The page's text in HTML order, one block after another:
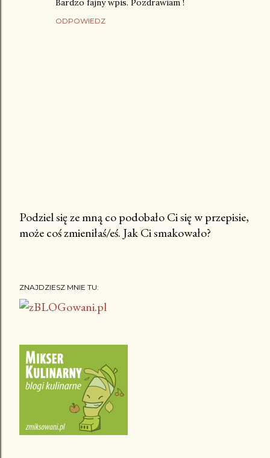
Bardzo fajny wpis. Pozdrawiam !
ODPOWIEDZ
P
ś
l
j
m
t
Podziel się ze mną co podobało Ci się w przepisie,
może coś zmieniłaś/eś. Jak Ci smakowało?
ZNAJDZIESZ MNIE TU: